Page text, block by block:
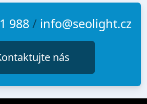
988/ info@seolight.cz
nás